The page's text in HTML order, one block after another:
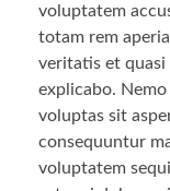
voluptatem
totam rem
veritatis et
explicabo.
voluptas sit
consequuntur
voluptatem